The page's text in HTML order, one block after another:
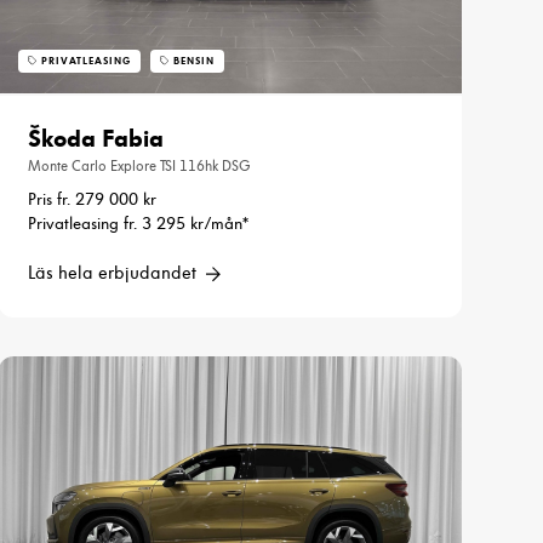
PRIVATLEASING BENSIN
Škoda Fabia
Monte Carlo Explore TSI 116hk DSG
Pris fr. 279 000 kr
Privatleasing fr. 3 295 kr/mån*
Läs hela erbjudandet